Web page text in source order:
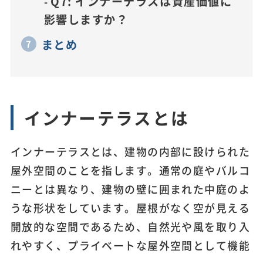
影響しますか？
まとめ
インナーテラスとは
インナーテラスとは、建物の内部に設けられた
屋外空間のことを指します。通常の庭やバルコ
ニーとは異なり、建物の壁に囲まれた中庭のよ
うな形状をしています。屋根がなく空が見える
開放的な空間であるため、自然光や風を取り入
れやすく、プライベートな屋外空間として機能